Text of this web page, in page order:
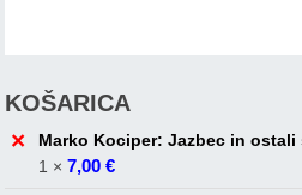
KOŠARICA
×
Marko Kociper: Jazbec in ostali
1 ×7,00€